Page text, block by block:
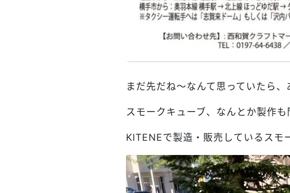
まだ先だね～なんて思っていたら
スモークキューブ、なんとか製作
KITENEで製造・販売しているスモ